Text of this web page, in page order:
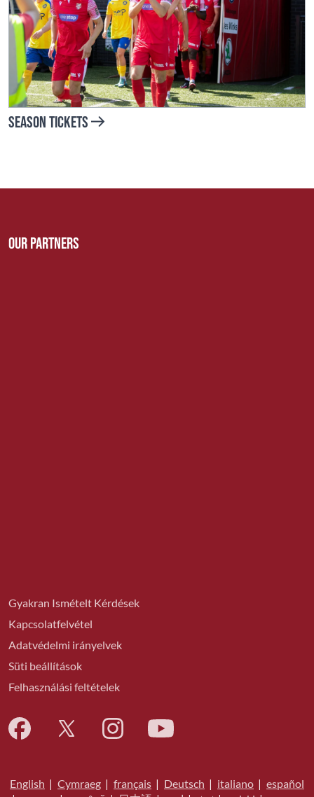
Season Tickets
Gyakran Ismételt Kérdések
Kapcsolatfelvétel
Adatvédelmi irányelvek
Süti beállítások
Felhasználási feltételek
Our Partners
English | Cymraeg | français | Deutsch | italiano | español